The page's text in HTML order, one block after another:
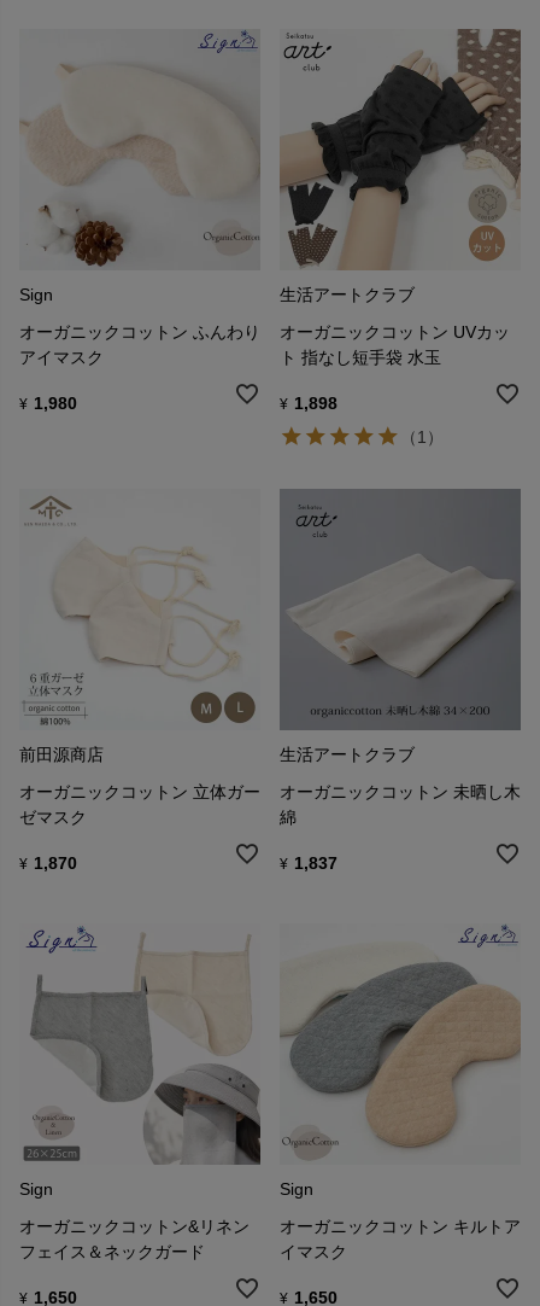
Sign
オーガニックコットン ふんわり
アイマスク
¥ 1,980
生活アートクラブ
オーガニックコットン UVカッ
ト 指なし短手袋 水玉
¥ 1,898
（1）
前田源商店
オーガニックコットン 立体ガー
ゼマスク
¥ 1,870
生活アートクラブ
オーガニックコットン 未晒し木
綿
¥ 1,837
Sign
オーガニックコットン&リネン
フェイス＆ネックガード
¥ 1,650
Sign
オーガニックコットン キルトア
イマスク
¥ 1,650